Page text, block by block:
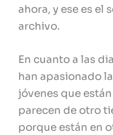
ahora, y ese es el
archivo.
En cuanto a las
han apasionado
jóvenes que
parecen de otro
porque están en